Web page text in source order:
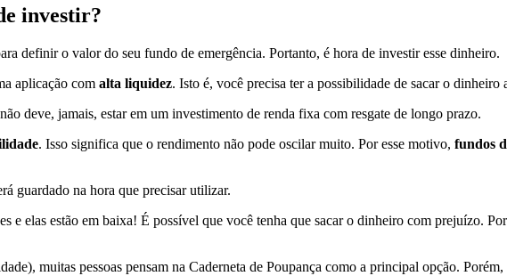
investir?
definir o valor do seu fundo de emergência. Portanto, é hora de investir esse dinheiro.
aplicação com alta liquidez. Isto é, você precisa ter a possibilidade de sacar o
deve, jamais, estar em um investimento de renda fixa com resgate de longo prazo.
. Isso significa que o rendimento não pode oscilar muito. Por esse motivo, fundos
guardado na hora que precisar utilizar.
e elas estão em baixa! É possível que você tenha que sacar o dinheiro com prejuízo.
muitas pessoas pensam na Caderneta de Poupança como a principal opção.